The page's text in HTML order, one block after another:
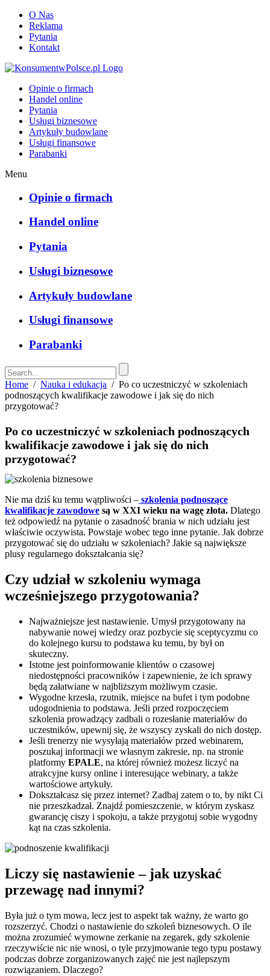
O Nas
Reklama
Pytania
Kontakt
Opinie o firmach
Handel online
Pytania
Usługi biznesowe
Artykuły budowlane
Usługi finansowe
Parabanki
Menu
Opinie o firmach
Handel online
Pytania
Usługi biznesowe
Artykuły budowlane
Usługi finansowe
Parabanki
Home / Nauka i edukacja / Po co uczestniczyć w szkoleniach
podnoszących kwalifikacje zawodowe i jak się do nich
przygotować?
Po co uczestniczyć w szkoleniach podnoszących
kwalifikacje zawodowe i jak się do nich
przygotować?
Nie ma dziś ku temu wątpliwości – szkolenia podnoszące
kwalifikacje zawodowe są w XXI wieku na wagę złota. Dlatego
też odpowiedź na pytanie o zasadność brania w nich udziału jest
właściwie oczywista. Powstaje wobec tego inne pytanie. Jak dobrze
przygotować się do udziału w szkoleniach? Jakie są największe
plusy regularnego dokształcania się?
Czy udział w szkoleniu wymaga
wcześniejszego przygotowania?
Najważniejsze jest nastawienie. Umysł przygotowany na
nabywanie nowej wiedzy oraz pozbycie się sceptycyzmu co
do kolejnego kursu to podstawa ku temu, by był on
skuteczny.
Istotne jest poinformowanie klientów o czasowej
niedostępności pracowników i zapewnienie, że ich sprawy
będą załatwiane w najbliższym możliwym czasie.
Wygodne krzesła, rzutnik, miejsce na bufet i tym podobne
udogodnienia to podstawa. Jeśli przed rozpoczęciem
szkolenia prowadzący zadbali o rozesłanie materiałów do
uczestników, upewnij się, że wszyscy zyskali do nich dostęp.
Jeśli trenerzy nie wysyłają materiałów przed webinarem,
poszukaj informacji we własnym zakresie, np. na stronie
platformy EPALE, na której również możesz liczyć na
atrakcyjne kursy online i interesujące webinary, a także
wartościowe artykuły.
Dokształcasz się przez internet? Zadbaj zatem o to, by nikt Ci
nie przeszkadzał. Znajdź pomieszczenie, w którym zyskasz
gwarancję ciszy i spokoju, a także przygotuj sobie wygodny
kąt na czas szkolenia.
Liczy się nastawienie – jak uzyskać
przewagę nad innymi?
Była już o tym mowa, lecz jest to aspekt tak ważny, że warto go
rozszerzyć. Chodzi o nastawienie do szkoleń biznesowych. O ile
można zrozumieć wymowne zerkanie na zegarek, gdy szkolenie
rzeczywiście nic nie wnosi, o tyle przyjmowanie tego typu postawy
podczas dobrze zorganizowanych zajęć nie jest najlepszym
rozwiązaniem. Dlaczego?